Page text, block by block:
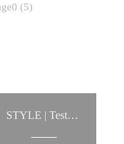
STYLE | Testemunho: “Porque adoro toda a roupa que tenho agora sinto-me bonita todos os dias, mais confiante e mais feliz.”